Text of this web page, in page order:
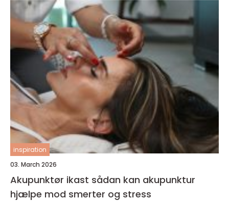
inspiration
03. March 2026
Akupunktør ikast sådan kan akupunktur
hjælpe mod smerter og stress